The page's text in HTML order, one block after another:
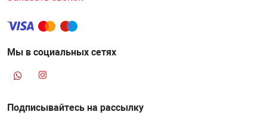
Мы в социальных сетях
Подписывайтесь на рассылку